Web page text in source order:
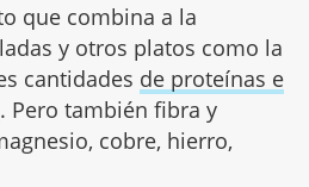
que combina a la
y otros platos como la
cantidades de proteínas e
. Pero también fibra y
cobre, hierro,